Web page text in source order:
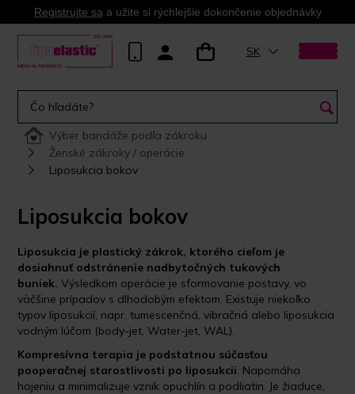
Registrujte sa a užite si rýchlejšie dokončenie objednávky
SK
Výber bandáže podľa zákroku
Ženské zákroky / operácie
Liposukcia bokov
Liposukcia bokov
Liposukcia je plastický zákrok, ktorého cieľom je
dosiahnuť odstránenie nadbytočných tukových
buniek.Výsledkom operácie je sformovanie postavy, vo
väčšine prípadov s dlhodobým efektom. Existuje niekoľko
typov liposukcií, napr. tumescenčná, vibračná alebo liposukcia
vodným lúčom (body-jet, Water-jet, WAL).
Kompresívna terapia je podstatnou súčasťou
pooperačnej starostlivosti po liposukcii. Napomáha
hojeniu a minimalizuje vznik opuchlín a podliatin. Je žiaduce,